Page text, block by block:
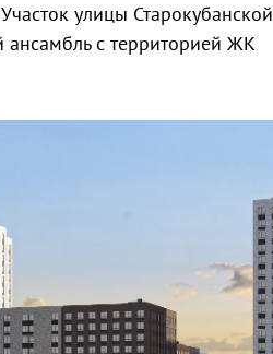
улицы Старокубанской
ансамбль с территорией ЖК